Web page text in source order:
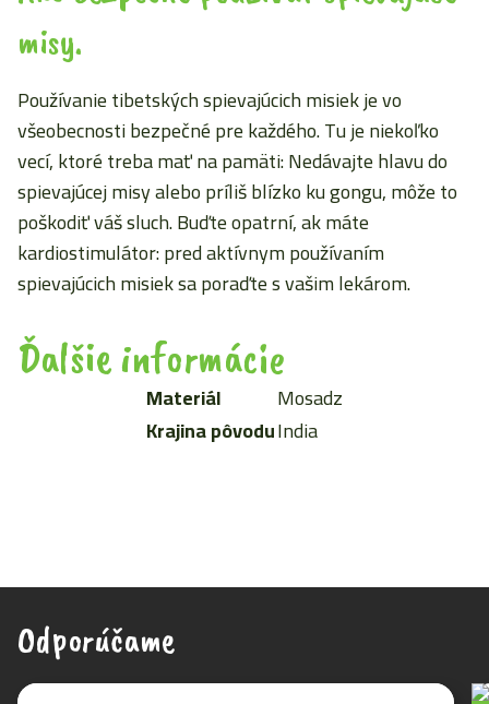
misy.
Používanie tibetských spievajúcich misiek je vo
všeobecnosti bezpečné pre každého. Tu je niekoľko
vecí, ktoré treba mať na pamäti: Nedávajte hlavu do
spievajúcej misy alebo príliš blízko ku gongu, môže to
poškodiť váš sluch. Buďte opatrní, ak máte
kardiostimulátor: pred aktívnym používaním
spievajúcich misiek sa poraďte s vašim lekárom.
Ďalšie informácie
Materiál
Mosadz
Krajina pôvoduIndia
Odporúčame